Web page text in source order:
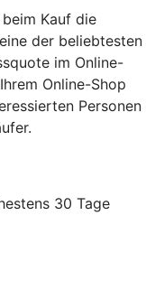
Kauf die
der beliebtesten
im Online-
Online-Shop
Personen
30 Tage